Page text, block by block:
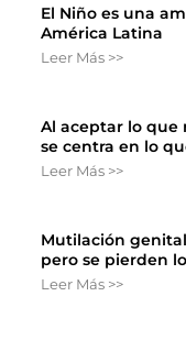
El Niño es una
América Latina
Leer Más >>
Al aceptar lo que
se centra en lo
Leer Más >>
Mutilación
pero se pierden
Leer Más >>